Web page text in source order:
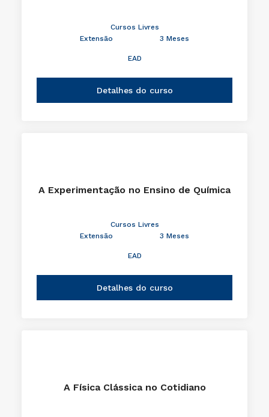
Cursos Livres
Extensão
3 Meses
EAD
Detalhes do curso
A Experimentação no Ensino de Química
Cursos Livres
Extensão
3 Meses
EAD
Detalhes do curso
A Física Clássica no Cotidiano